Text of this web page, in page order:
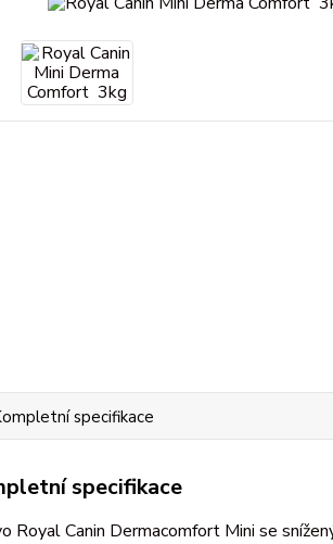
specifikace
specifikace
Royal Canin Dermacomfort Mini se